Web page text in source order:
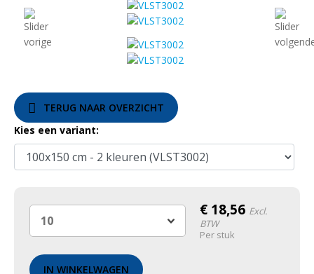
TERUG NAAR OVERZICHT
Kies een variant:
€ 18,56 Excl.
BTW
Per stuk
IN WINKELWAGEN